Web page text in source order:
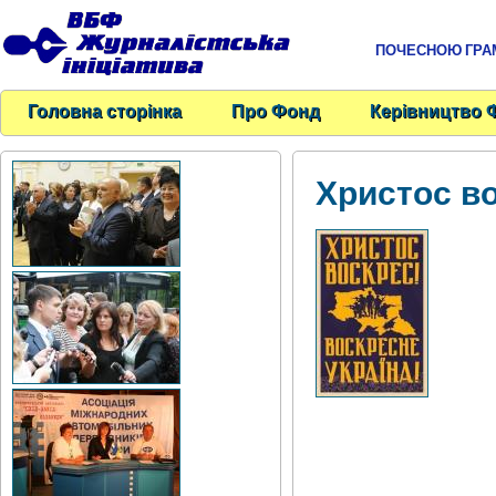
ПОЧЕСНОЮ
Головна сторінка Про Фонд Керівництво
Христос